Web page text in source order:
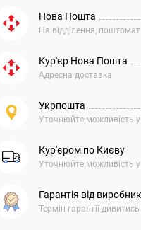
Нова Пошта
На відділення, поштомат
Кур'єр Нова Пошта
Адресна доставка
Укрпошта
Уточнюйте можливість
Кур'єром по Києву
Уточнюйте можливість
Гарантія від
Термін гарантії